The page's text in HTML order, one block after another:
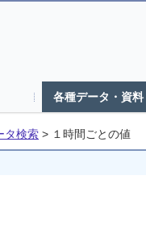
各種データ・資料
タ検索 > １時間ごとの値